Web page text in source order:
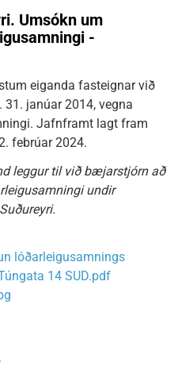
Umsókn um
-
eiganda fasteignar við
31. janúar 2014, vegna
Jafnframt lagt fram
febrúar 2024.
leggur til við bæjarstjórn að
undir
lóðarleigusamnings
14 SUD.pdf